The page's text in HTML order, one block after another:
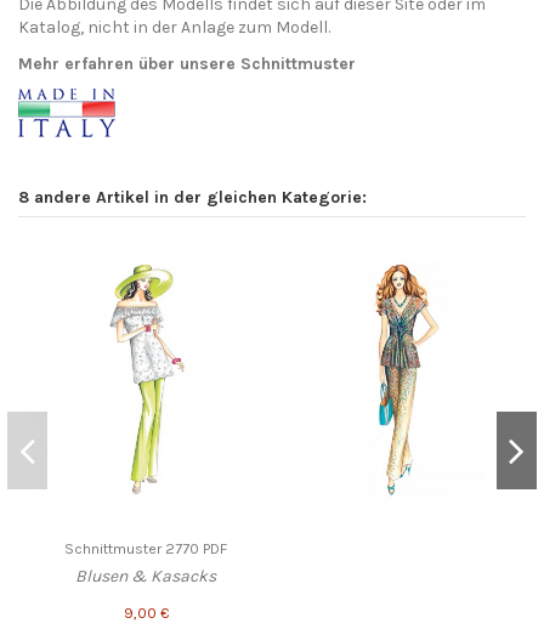
Die Abbildung des Modells findet sich auf dieser Site oder im
Katalog, nicht in der Anlage zum Modell.
Mehr erfahren über unsere Schnittmuster
8 andere Artikel in der gleichen Kategorie:
Schnittmuster 2770 PDF
Blusen & Kasacks
9,00 €